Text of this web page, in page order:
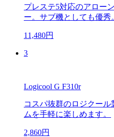
プレステ5対応のアロー
ー。サブ機としても優秀
11,480円
3
Logicool G F310r
コスパ抜群のロジクー
ムを手軽に楽しめます。
2,860円